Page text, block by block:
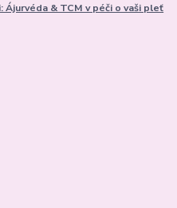
& TCM v péči o vaši pleť